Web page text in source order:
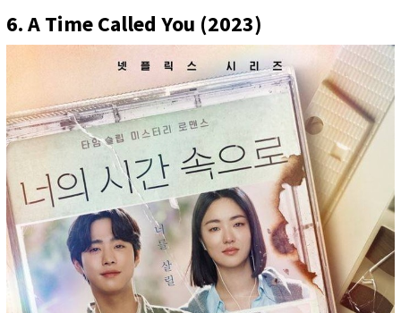
6. A Time Called You (2023)